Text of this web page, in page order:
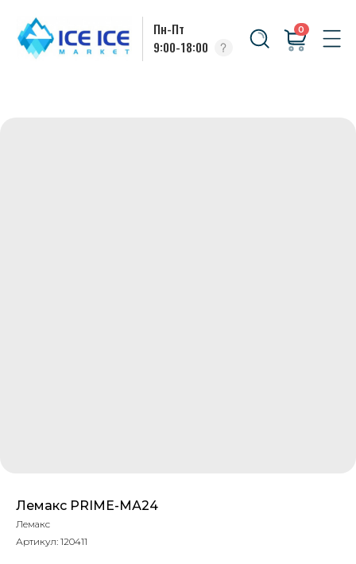
9:00-18:00
Лемакс PRIME-МА24
Лемакс
Артикул: 120411